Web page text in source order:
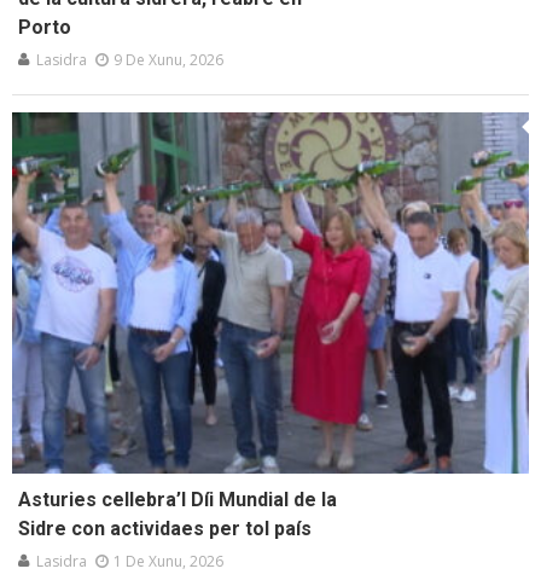
Porto
Lasidra 9 De Xunu, 2026
Asturies cellebra’l Díi Mundial de la
Sidre con actividaes per tol país
Lasidra 1 De Xunu, 2026